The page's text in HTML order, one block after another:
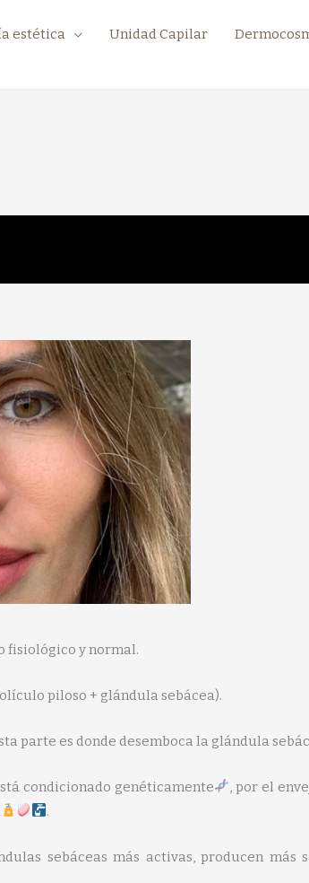
estética Unidad Capilar
fisiológico y normal.
piloso + glándula sebácea).
parte es donde desemboca la glándula
condicionado genéticamente , por el
.
sebáceas más activas, producen más